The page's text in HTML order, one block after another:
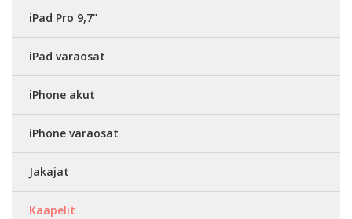
iPad Pro 9,7"
iPad varaosat
iPhone akut
iPhone varaosat
Jakajat
Kaapelit